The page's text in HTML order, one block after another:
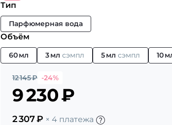
Тип
Парфюмерная вода
Объём
60 мл 3 мл сэмпл 5 мл сэмпл 10
12 145₽ -24%
9 230₽
2 307₽ × 4 платежа